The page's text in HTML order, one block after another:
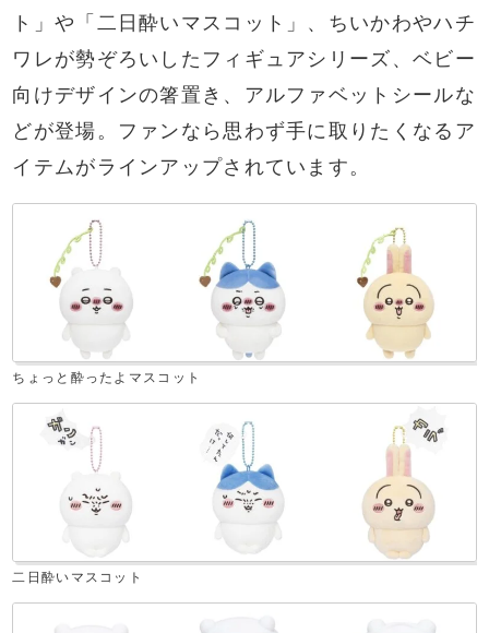
ト」や「二日酔いマスコット」、ちいかわやハチ
ワレが勢ぞろいしたフィギュアシリーズ、ベビー
向けデザインの箸置き、アルファベットシールな
どが登場。ファンなら思わず手に取りたくなるア
イテムがラインアップされています。
ちょっと酔ったよマスコット
二日酔いマスコット